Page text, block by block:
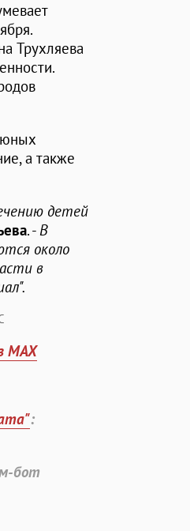
Трухляева
юных
а также
детей
. -В
около
в
MAX
:
бот